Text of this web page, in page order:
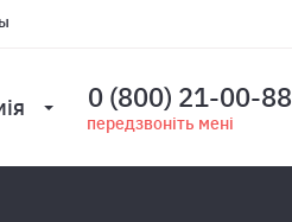
0 (800) 21-00-88
передзвоніть мені